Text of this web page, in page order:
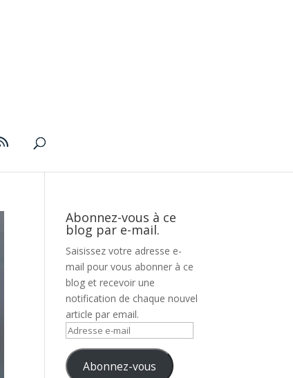
Abonnez-vous à ce
blog par e-mail.
Saisissez votre adresse e-
mail pour vous abonner à ce
blog et recevoir une
notification de chaque nouvel
article par email.
Adresse
mail Abonnez-vous